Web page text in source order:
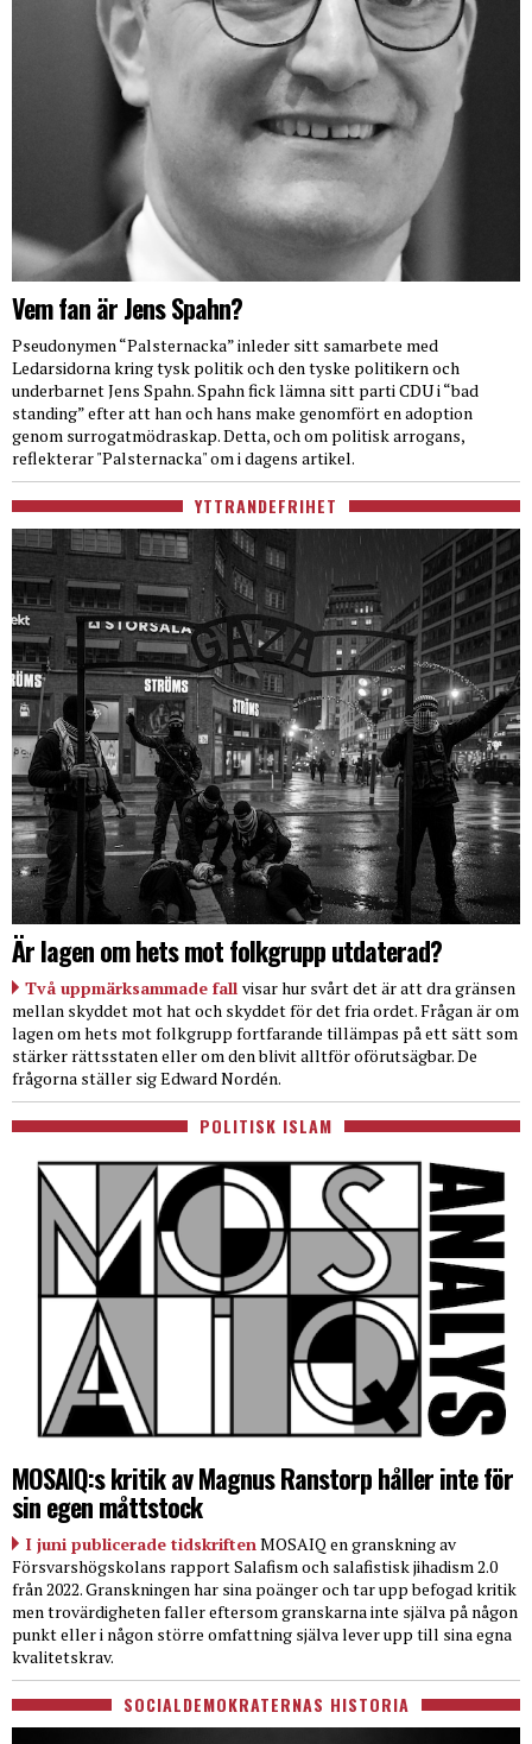
Vem fan är Jens Spahn?
Pseudonymen “Palsternacka” inleder sitt samarbete med
Ledarsidorna kring tysk politik och den tyske politikern och
underbarnet Jens Spahn. Spahn fick lämna sitt parti CDU i “bad
standing” efter att han och hans make genomfört en adoption
genom surrogatmödraskap. Detta, och om politisk arrogans,
reflekterar "Palsternacka" om i dagens artikel.
YTTRANDEFRIHET
Är lagen om hets mot folkgrupp utdaterad?
Två uppmärksammade fall visar hur svårt det är att dra gränsen
mellan skyddet mot hat och skyddet för det fria ordet. Frågan är om
lagen om hets mot folkgrupp fortfarande tillämpas på ett sätt som
stärker rättsstaten eller om den blivit alltför oförutsägbar. De
frågorna ställer sig Edward Nordén.
POLITISK ISLAM
MOSAIQ:s kritik av Magnus Ranstorp håller inte för
sin egen måttstock
I juni publicerade tidskriftenMOSAIQ en granskning av
Försvarshögskolans rapport Salafism och salafistisk jihadism 2.0
från 2022. Granskningen har sina poänger och tar upp befogad kritik
men trovärdigheten faller eftersom granskarna inte själva på någon
punkt eller i någon större omfattning själva lever upp till sina egna
kvalitetskrav.
SOCIALDEMOKRATERNAS HISTORIA